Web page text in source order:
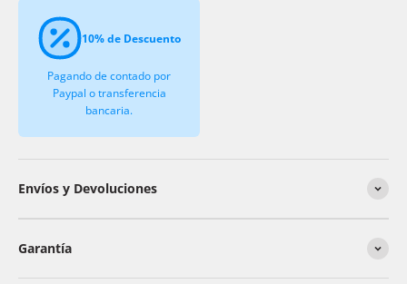
10% de Descuento
Pagando de contado por
Paypal o transferencia
bancaria.
Envíos y Devoluciones
Garantía